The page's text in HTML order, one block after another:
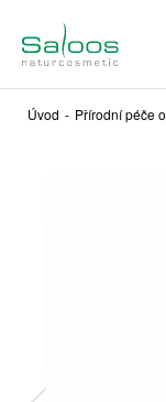
Úvod - Přírodní péče